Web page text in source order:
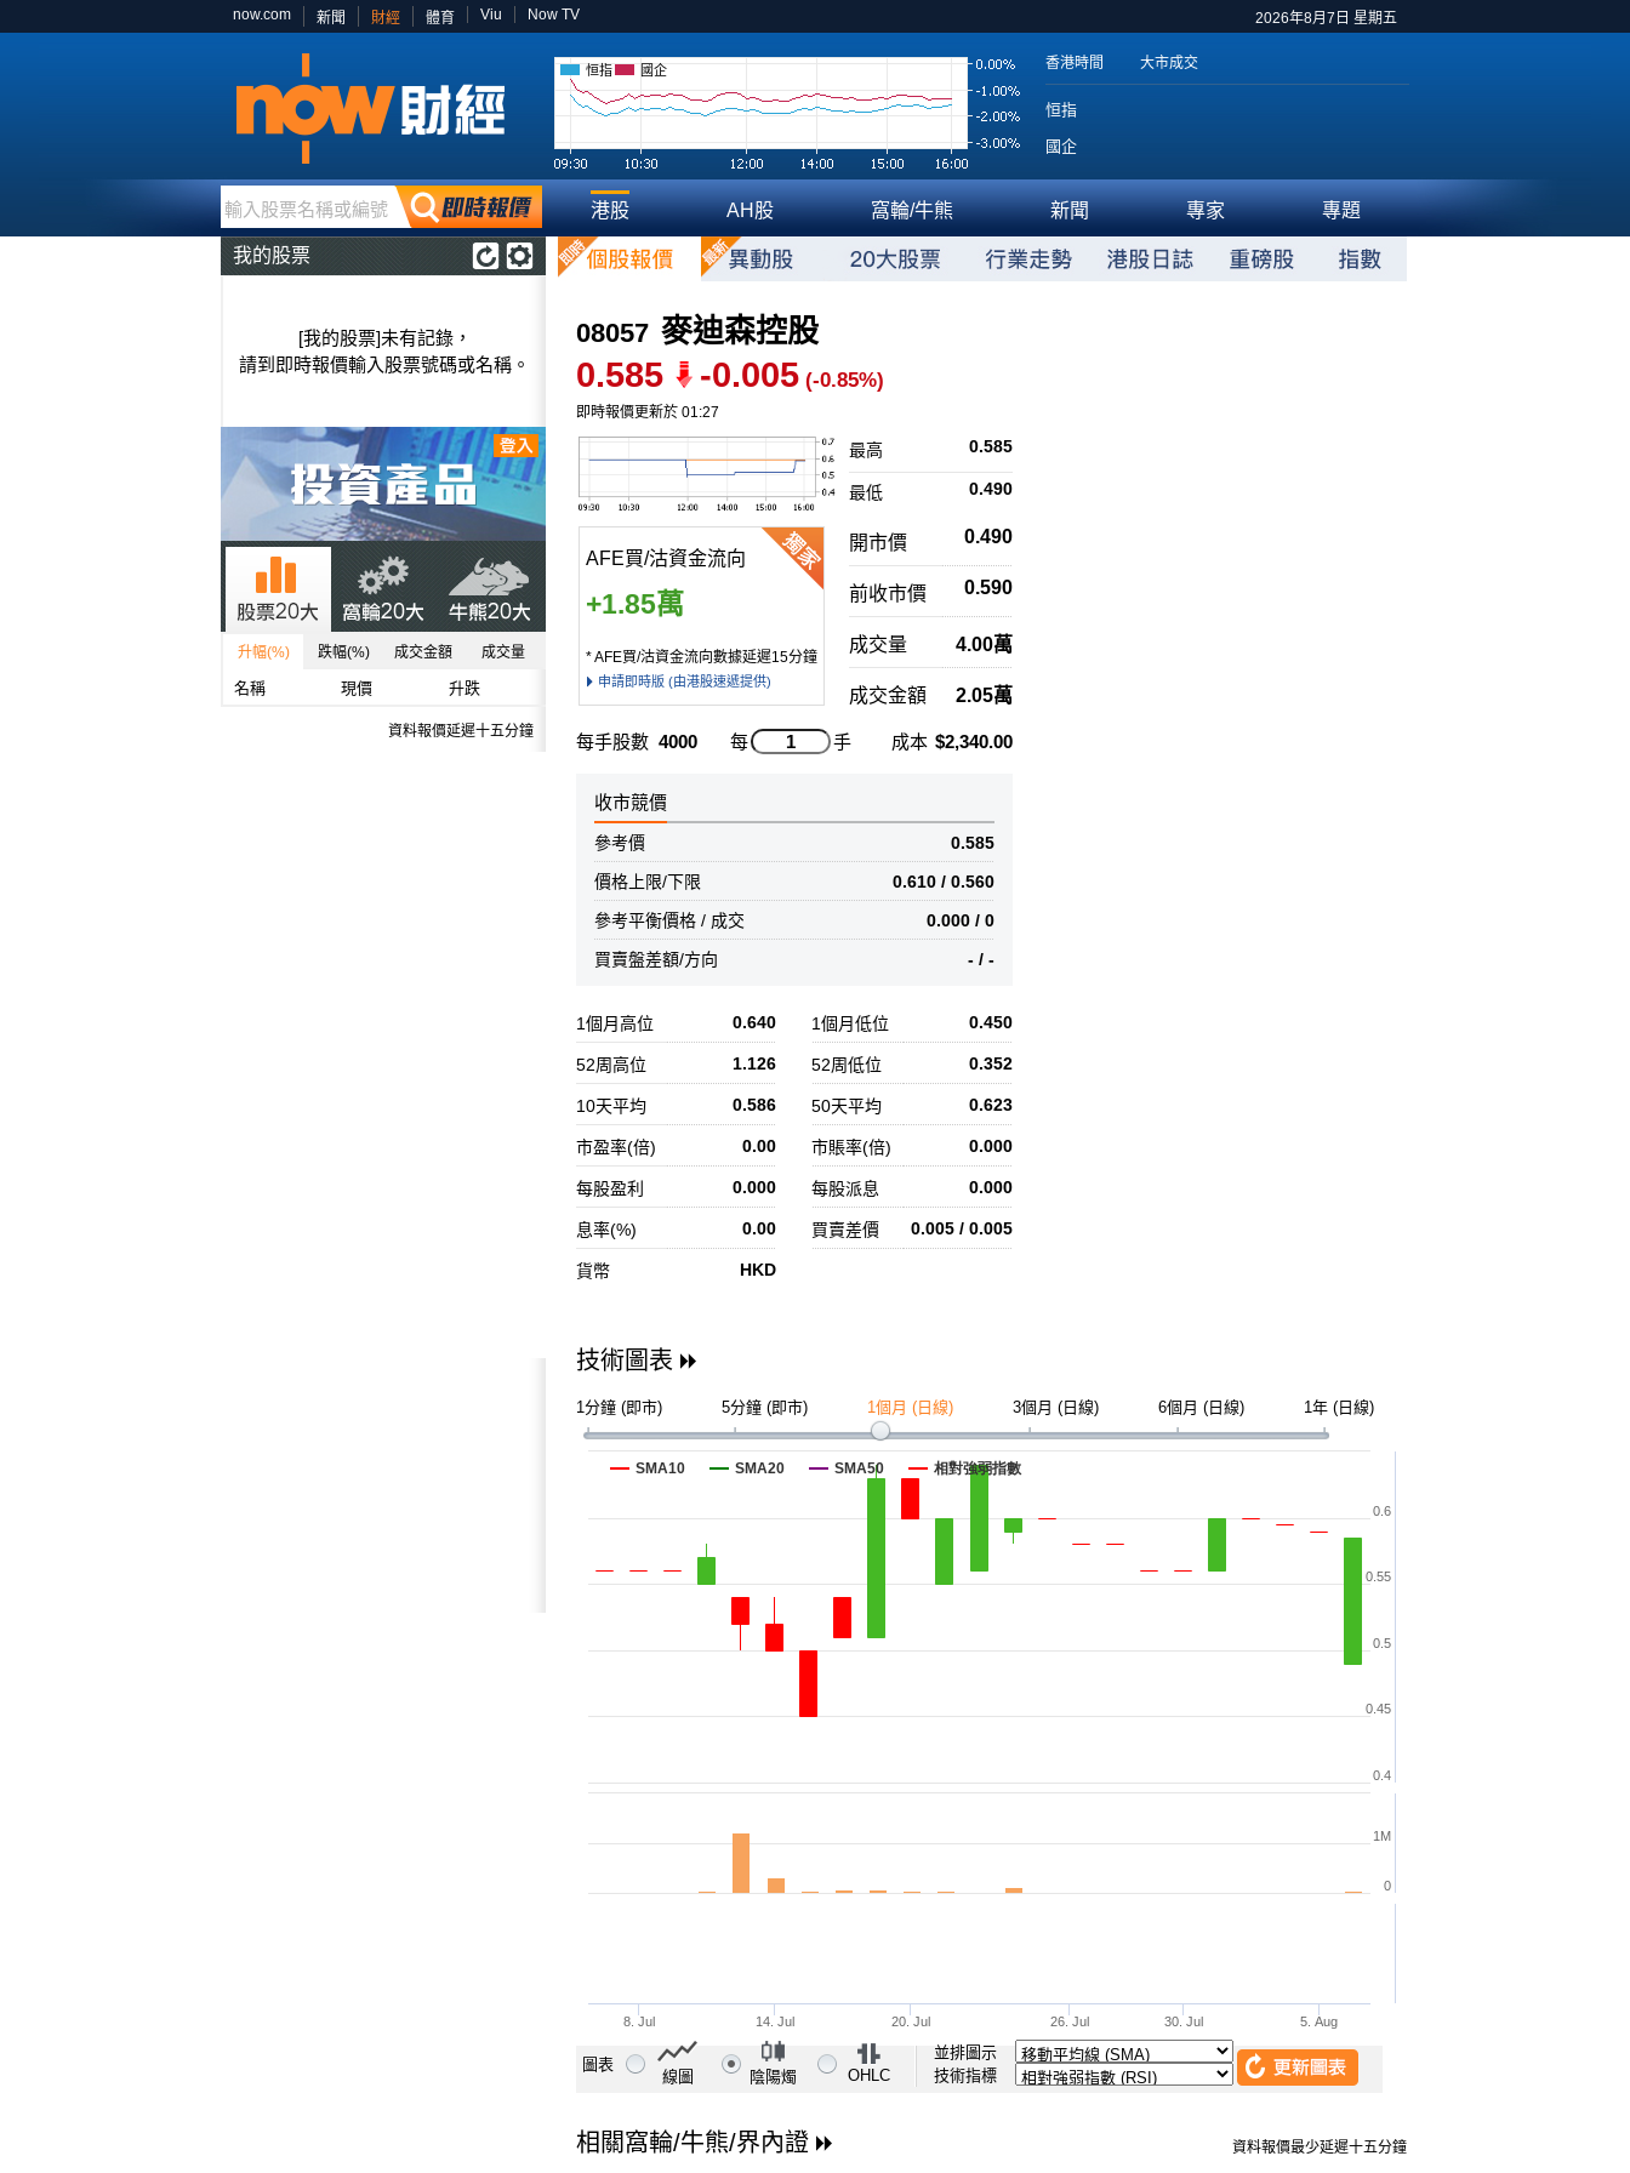
2026年8月7日 星期五
now.com 新聞 財經 體育 Viu Now TV
恒指 國企 香港時間 大市成交
恒指
國企
輸入股票名稱或編號 港股 AH股 窩輪/牛熊 新聞 專家 專題
我的股票
[我的股票]未有記錄，
請到即時報價輸入股票號碼或名稱。
升幅(%) 跌幅(%) 成交金額 成交量
名稱 現價 升跌
資料報價延遲十五分鐘
08057 麥迪森控股
0.585 -0.005 (-0.85%)
即時報價更新於 01:27
0.585
最高
0.490
最低
AFE買/沽資金流向
+1.85萬
* AFE買/沽資金流向數據延遲15分鐘
申請即時版 (由港股速遞提供)
開市價 0.490
前收市價 0.590
成交量 4.00萬
成交金額 2.05萬
每手股數 4000 每 手 成本 $2,340.00
收市競價
0.585
參考價
0.610 / 0.560
價格上限/下限
0.000 / 0
參考平衡價格 / 成交
- / -
買賣盤差額/方向
1個月高位 0.640 1個月低位 0.450
52周高位 1.126 52周低位 0.352
10天平均 0.586 50天平均 0.623
市盈率(倍) 0.00 市賬率(倍) 0.000
每股盈利 0.000 每股派息 0.000
息率(%) 0.00 買賣差價 0.005 / 0.005
貨幣 HKD
技術圖表
1分鐘 (即市) 5分鐘 (即市) 1個月 (日線) 3個月 (日線) 6個月 (日線) 1年 (日線)
圖表
線圖 陰陽燭 OHLC
並排圖示
技術指標
資料報價最少延遲十五分鐘
相關窩輪/牛熊/界內證